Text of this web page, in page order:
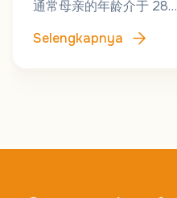
通常母亲的年龄介于 28…
Selengkapnya